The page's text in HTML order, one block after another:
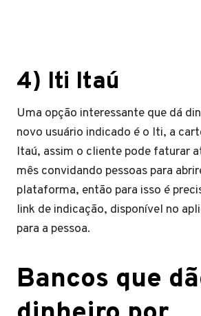
4) Iti Itaú
Uma opção interessante que dá
novo usuário indicado é o Iti, a
Itaú, assim o cliente pode faturar
mês convidando pessoas para
plataforma, então para isso é
link de indicação, disponível no
para a pessoa.
Bancos que